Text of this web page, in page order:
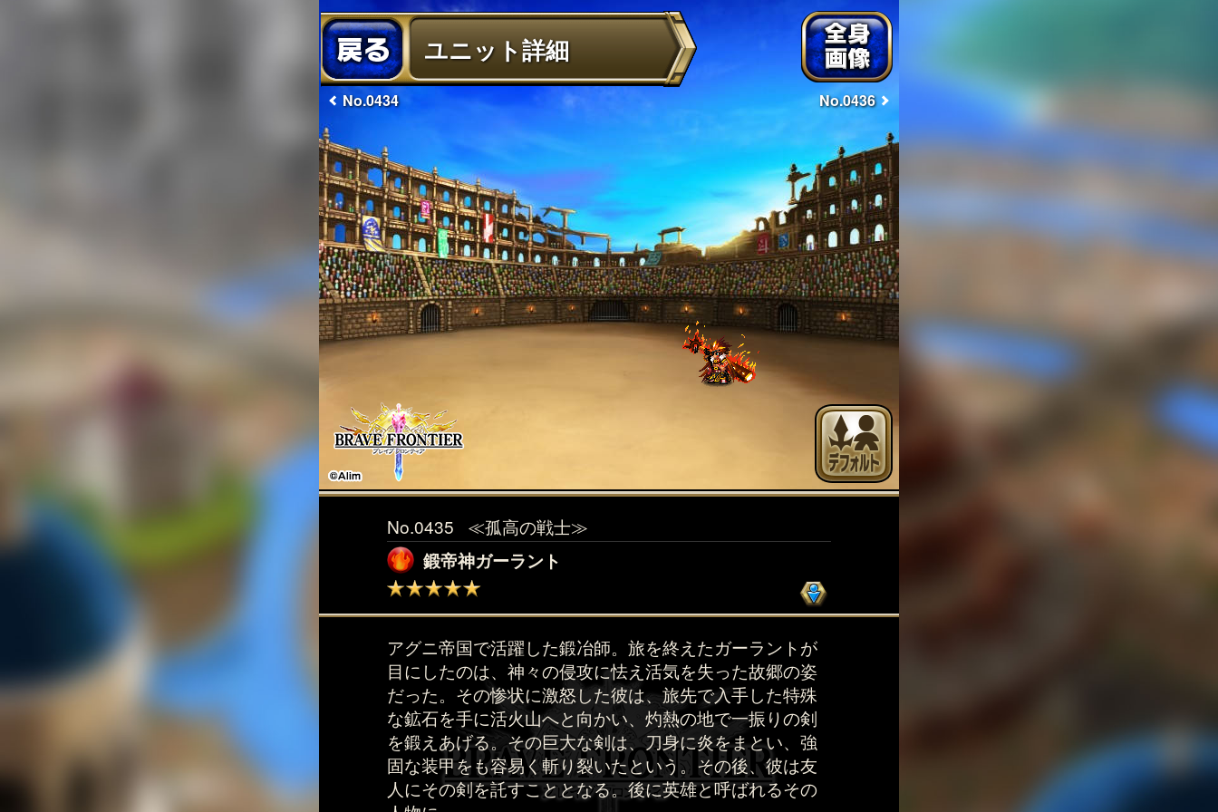
ユニット詳細
No.0434 No.0436
No.0435 ≪孤高の戦士≫
鍛帝神ガーラント
アグニ帝国で活躍した鍛冶師。旅を終えたガーラントが
目にしたのは、神々の侵攻に怯え活気を失った故郷の姿
だった。その惨状に激怒した彼は、旅先で入手した特殊
な鉱石を手に活火山へと向かい、灼熱の地で一振りの剣
を鍛えあげる。その巨大な剣は、刀身に炎をまとい、強
固な装甲をも容易く斬り裂いたという。その後、彼は友
人にその剣を託すこととなる。後に英雄と呼ばれるその